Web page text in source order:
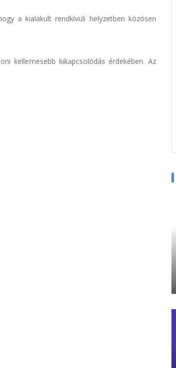
a kialakult rendkívüli helyzetben közösen
kellemesebb kikapcsolódás érdekében. Az